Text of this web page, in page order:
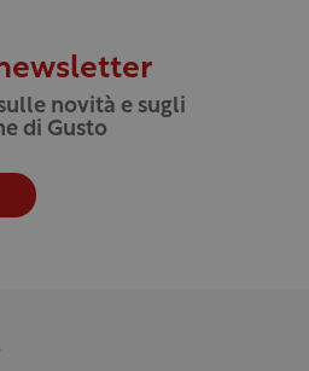
novità e sugli
di Gusto